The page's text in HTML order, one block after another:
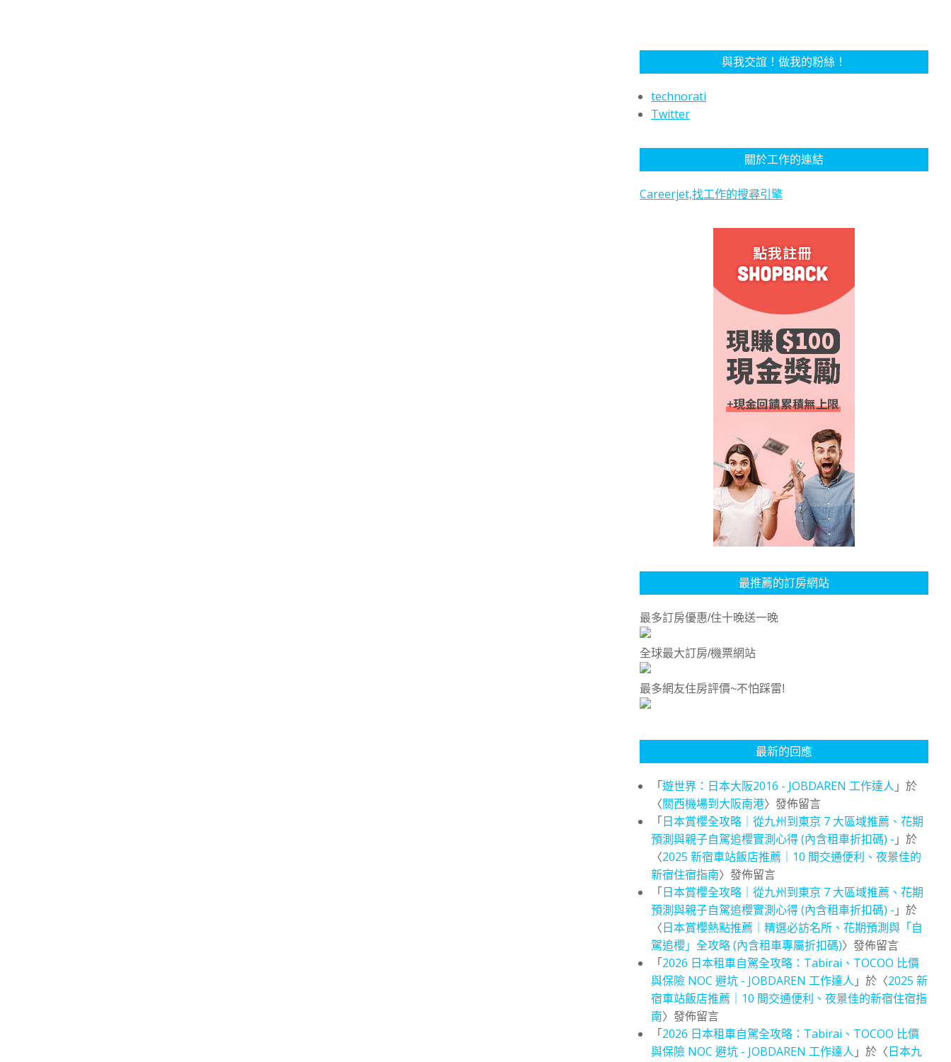
與我交誼！做我的粉絲！
technorati
Twitter
關於工作的連結
Careerjet,找工作的搜尋引擎
最推薦的訂房網站
最多訂房優惠/住十晚送一晚
全球最大訂房/機票網站
最多網友住房評價~不怕踩雷!
最新的回應
「遊世界：日本大阪2016 - JOBDAREN 工作達人 」於
〈關西機場到大阪南港〉發佈留言
「日本賞櫻全攻略｜從九州到東京 7 大區域推薦、花期
預測與親子自駕追櫻實測心得 (內含租車折扣碼) - 」於
〈2025 新宿車站飯店推薦｜10 間交通便利、夜景佳的
新宿住宿指南〉發佈留言
「日本賞櫻全攻略｜從九州到東京 7 大區域推薦、花期
預測與親子自駕追櫻實測心得 (內含租車折扣碼) - 」於
〈日本賞櫻熱點推薦｜精選必訪名所、花期預測與「自
駕追櫻」全攻略 (內含租車專屬折扣碼)〉發佈留言
「2026 日本租車自駕全攻略：Tabirai、TOCOO 比價
與保險 NOC 避坑 - JOBDAREN 工作達人 」於〈2025 新
宿車站飯店推薦｜10 間交通便利、夜景佳的新宿住宿指
南〉發佈留言
「2026 日本租車自駕全攻略：Tabirai、TOCOO 比價
與保險 NOC 避坑 - JOBDAREN 工作達人 」於〈日本九